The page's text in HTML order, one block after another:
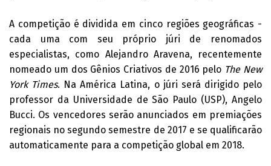
A competição é dividida em cinco regiões geográficas -
cada uma com seu próprio júri de renomados
especialistas, como Alejandro Aravena, recentemente
nomeado um dos Gênios Criativos de 2016 pelo The New
York Times. Na América Latina, o júri será dirigido pelo
professor da Universidade de São Paulo (USP), Angelo
Bucci. Os vencedores serão anunciados em premiações
regionais no segundo semestre de 2017 e se qualificarão
automaticamente para a competição global em 2018.